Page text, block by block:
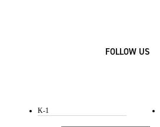
FOLLOW US
K-1